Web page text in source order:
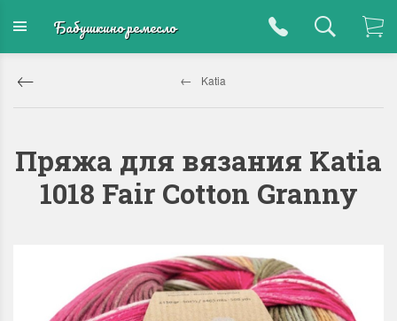
Бабушкино ремесло
Katia
Пряжа для вязания Katia
1018 Fair Cotton Granny